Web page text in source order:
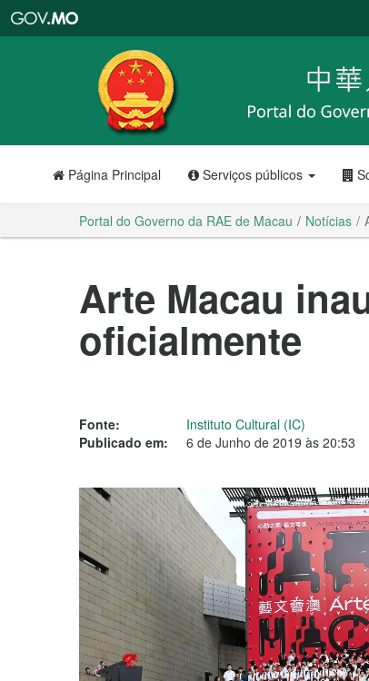
RAE
de
Macau
Página Principal Serviços públicos
Portal do Governo da RAE de Macau Notícias
Arte Macau
oficialmente
Fonte:
Instituto Cultural (IC)
Publicado em:
6 de Junho de 2019 às 20:53